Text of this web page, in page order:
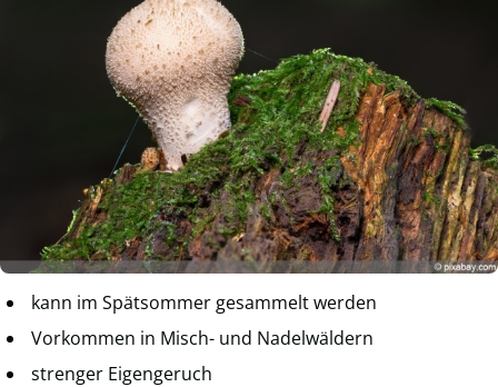
kann im Spätsommer gesammelt werden
Vorkommen in Misch- und Nadelwäldern
strenger Eigengeruch